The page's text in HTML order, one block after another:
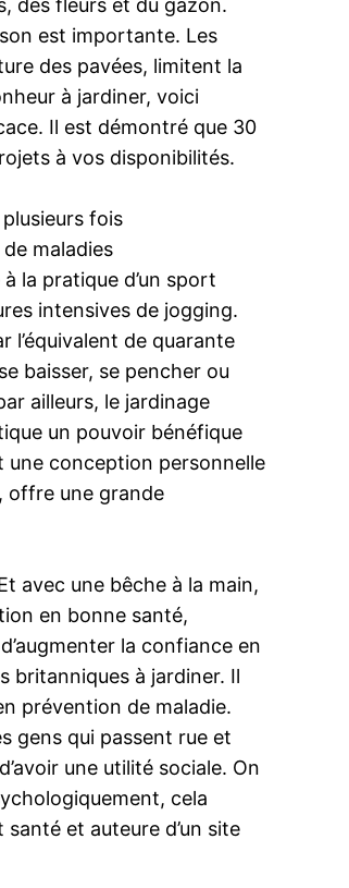
des fleurs et du gazon.
est importante. Les
des pavées, limitent la
à jardiner, voici
Il est démontré que 30
à vos disponibilités.
fois
maladies
la pratique d’un sport
intensives de jogging.
l’équivalent de quarante
baisser, se pencher ou
ailleurs, le jardinage
un pouvoir bénéfique
une conception personnelle
offre une grande
avec une bêche à la main,
en bonne santé,
la confiance en
britanniques à jardiner. Il
prévention de maladie.
gens qui passent rue et
une utilité sociale. On
cela
et auteure d’un site